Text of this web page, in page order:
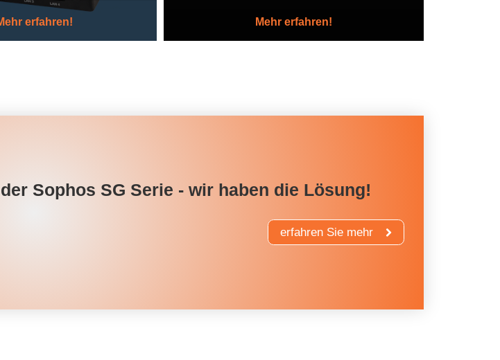
erfahren! Mehr erfahren!
Sophos SG Serie - wir haben die Lösung!
erfahren Sie mehr